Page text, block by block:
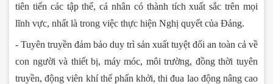
tiên tiến các tập thể, cá nhân có thành tích xuất sắc trên mọi
lĩnh vực, nhất là trong việc thực hiện Nghị quyết của Đảng.
- Tuyên truyền đảm bảo duy trì sản xuất tuyệt đối an toàn cả về
con người và thiết bị, máy móc, môi trường, đồng thời tuyên
truyền, động viên khí thế phấn khởi, thi đua lao động nâng cao